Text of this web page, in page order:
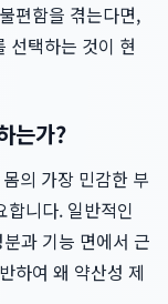
편함을 겪는다면,
선택하는 것이 현
는가?
의 가장 민감한 부
합니다. 일반적인
과 기능 면에서 근
하여 왜 약산성 제